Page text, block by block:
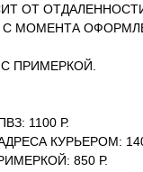
ОТ
С МОМЕНТА
ПРИМЕРКОЙ.
1100 Р.
КУРЬЕРОМ:
850 Р.